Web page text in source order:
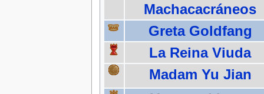
Machacacráneos
Greta Goldfang
La Reina Viuda
Madam Yu Jian